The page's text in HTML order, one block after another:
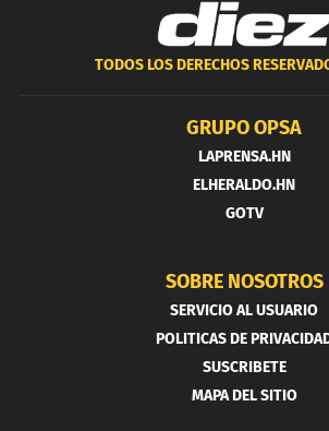
TODOS LOS DERECHOS
GRUPO OPSA
LAPRENSA.HN
ELHERALDO.HN
GOTV
SOBRE NOSOTROS
SERVICIO AL USUARIO
POLITICAS DE
SUSCRIBETE
MAPA DEL SITIO